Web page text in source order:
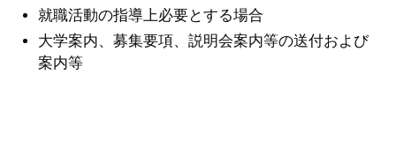
就職活動の指導上必要とする場合
大学案内、募集要項、説明会案内等の送付および
案内等